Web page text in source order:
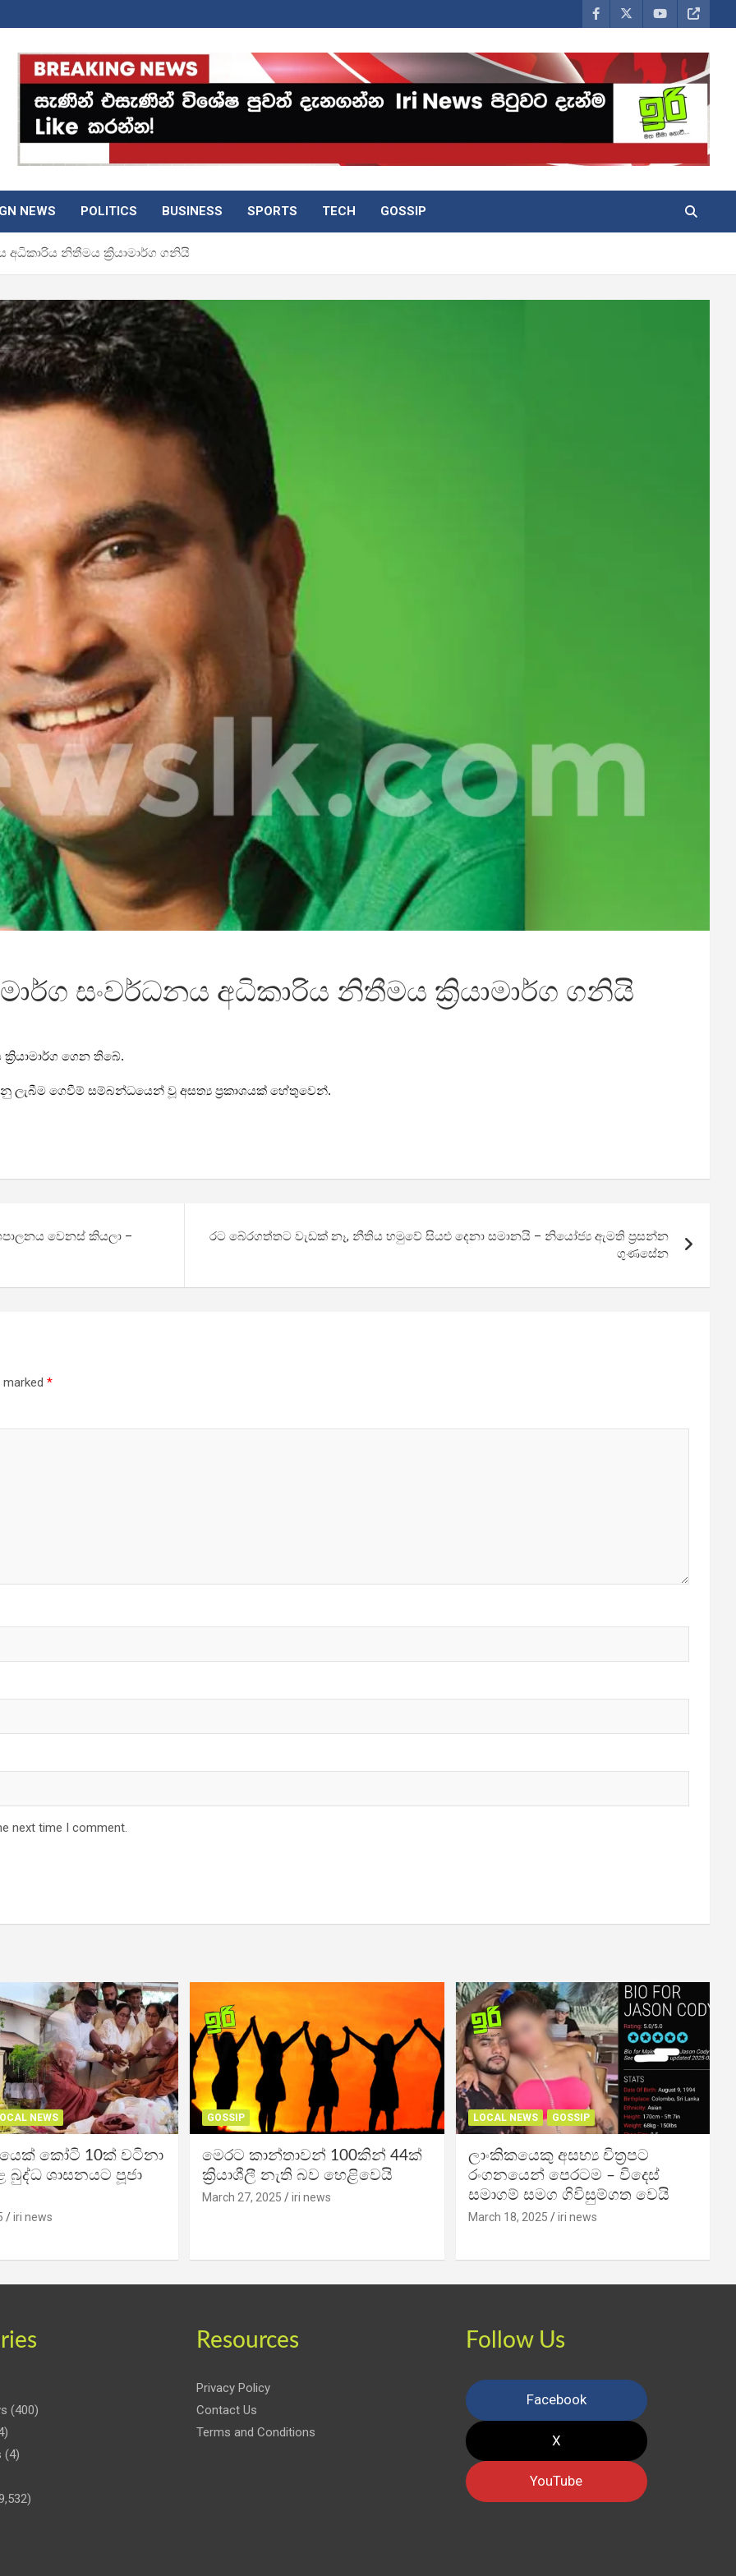
NEWS POLITICS BUSINESS SPORTS TECH GOSSIP
නිතීමය ක්‍රියාමාර්ග ගනියි
සංවර්ධනය අධිකාරිය නිතීමය ක්‍රියාමාර්ග ගනියි
ගෙන තිබේ.
ලැබීම ගෙවීම් සම්බන්ධයෙන් වූ අසත්‍ය ප්‍රකාශයක් හේතුවෙන්.
වෙනස් කියලා –
රට බේරගත්තට වැඩක් නෑ, නීතිය හමුවේ සියළු දෙනා සමානයි – නියෝජ්‍ය ඇමති ප්‍රසන්න
ගුණසේන
marked *
next time I comment.
NEWS
කෝටි 10ක් වටිනා
බුද්ධ ශාසනයට පූජා
iri news
GOSSIP
මෙරට කාන්තාවන් 100කින් 44ක්
ක්‍රියාශීලී නැති බව හෙළිවෙයි
March 27, 2025 iri news
LOCAL NEWS GOSSIP
ලාංකිකයෙකු අසභ්‍ය චිත්‍රපට
රංගනයෙන් පෙරටම – විදෙස්
සමාගම් සමග ගිවිසුම්ගත වෙයි
March 18, 2025 iri news
(400)
(4)
Resources
Privacy Policy
Contact Us
Terms and Conditions
Follow Us
Facebook
X
YouTube